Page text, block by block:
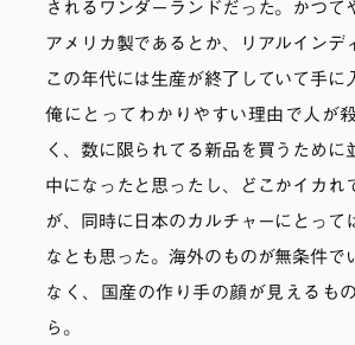
されるワンダーランドだった。かつて
アメリカ製であるとか、リアルインデ
この年代には生産が終了していて手に
俺にとってわかりやすい理由で人が
く、数に限られてる新品を買うために
中になったと思ったし、どこかイカれ
が、同時に日本のカルチャーにとって
なとも思った。海外のものが無条件で
なく、国産の作り手の顔が見えるも
ら。